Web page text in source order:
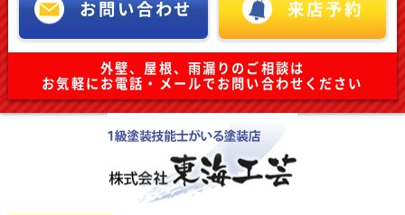
お問い合わせ 来店予約
外壁、屋根、雨漏りのご相談は
お気軽にお電話・メールでお問い合わせください